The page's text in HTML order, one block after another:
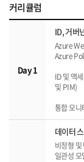
커리큘럼
Day 1
ID, 거버
Azure
Azure
ID 및 액
및 PIM)
통합 모
데이터
비정형
일관성 모